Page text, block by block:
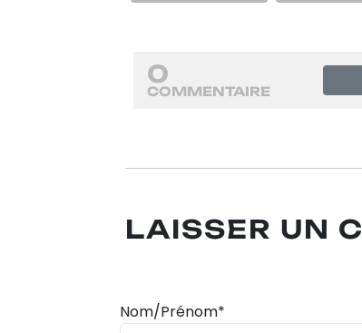
0
COMMENTAIRE
LAISSER UN
Nom/Prénom*